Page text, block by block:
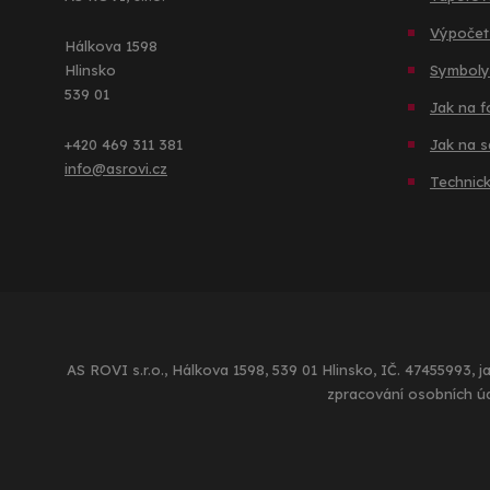
Hálkova 1598
Hlinsko
539 01
+420 469 311 381
info@asrovi.cz
Jak na
Jak na
AS ROVI s.r.o., Hálkova 1598, 539 01 Hlinsko, IČ.
zpracování osobních